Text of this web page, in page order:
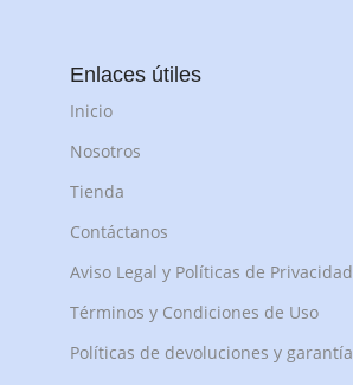
Enlaces útiles
Inicio
Nosotros
Tienda
Contáctanos
Aviso Legal y Políticas de Privacidad
Términos y Condiciones de Uso
Políticas de devoluciones y garantía